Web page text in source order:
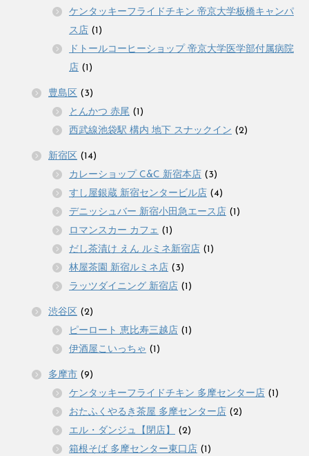
ケンタッキーフライドチキン 帝京大学板橋キャンパ
ス店 (1)
ドトールコーヒーショップ 帝京大学医学部付属病院
店 (1)
豊島区 (3)
とんかつ 赤尾 (1)
西武線池袋駅 構内 地下 スナックイン (2)
新宿区 (14)
カレーショップ C&C 新宿本店 (3)
すし屋銀蔵 新宿センタービル店 (4)
デニッシュバー 新宿小田急エース店 (1)
ロマンスカー カフェ (1)
だし茶漬け えん ルミネ新宿店 (1)
林屋茶園 新宿ルミネ店 (3)
ラッツダイニング 新宿店 (1)
渋谷区 (2)
ピーロート 恵比寿三越店 (1)
伊酒屋こいっちゃ (1)
多摩市 (9)
ケンタッキーフライドチキン 多摩センター店 (1)
おたふくやるき茶屋 多摩センター店 (2)
エル・ダンジュ【閉店】
(2)
箱根そば 多摩センター東口店 (1)